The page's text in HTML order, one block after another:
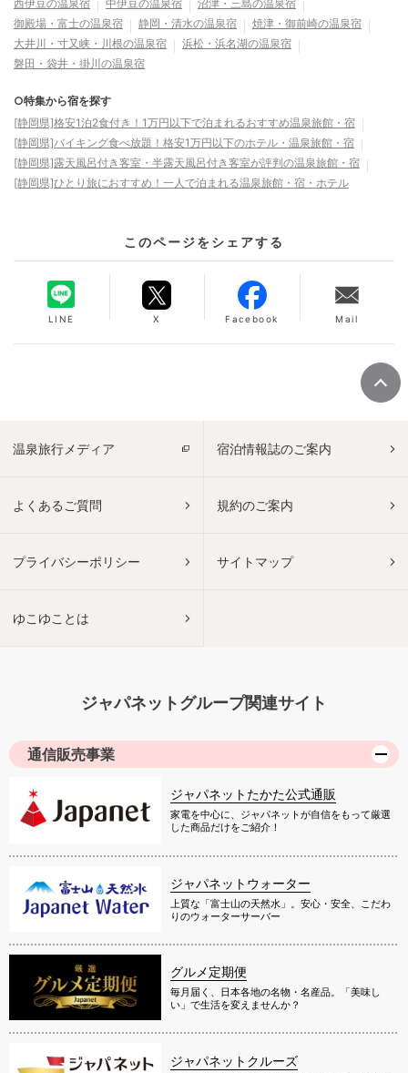
西伊豆の温泉宿
中伊豆の温泉宿
沼津・三島の温泉宿
御殿場・富士の温泉宿
静岡・清水の温泉宿
焼津・御前崎の温泉宿
大井川・寸又峡・川根の温泉宿
浜松・浜名湖の温泉宿
磐田・袋井・掛川の温泉宿
○特集から宿を探す
[静岡県]格安1泊2食付き！1万円以下で泊まれるおすすめ温泉旅館・宿
[静岡県]バイキング食べ放題！格安1万円以下のホテル・温泉旅館・宿
[静岡県]露天風呂付き客室・半露天風呂付き客室が評判の温泉旅館・宿
[静岡県]ひとり旅におすすめ！一人で泊まれる温泉旅館・宿・ホテル
このページをシェアする
LINE X Facebook Mail
温泉旅行メディア 宿泊情報誌のご案内
よくあるご質問 規約のご案内
プライバシーポリシー サイトマップ
ゆこゆことは
ジャパネットグループ関連サイト
通信販売事業
ジャパネットたかた公式通販
家電を中心に、ジャパネットが自信をもって厳選
した商品だけをご紹介！
ジャパネットウォーター
上質な「富士山の天然水」。安心・安全、こだわ
りのウォーターサーバー
グルメ定期便
毎月届く、日本各地の名物・名産品。「美味し
い」で生活を変えませんか？
ジャパネットクルーズ